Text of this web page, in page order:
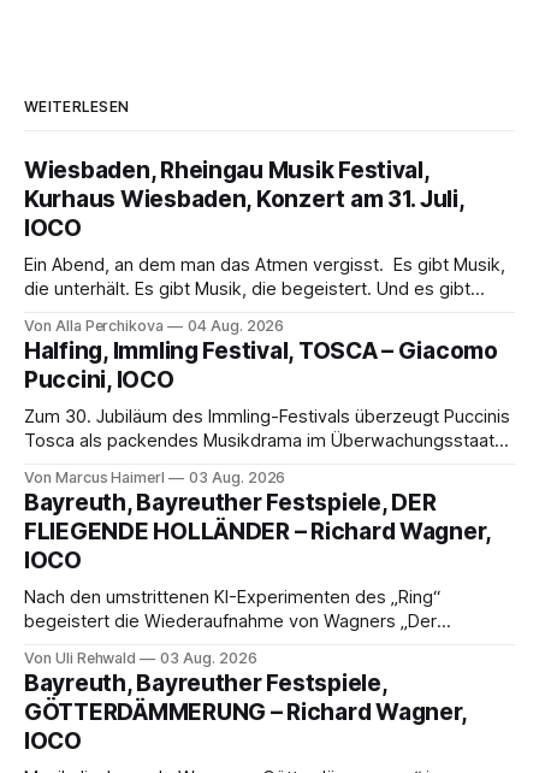
WEITERLESEN
Wiesbaden, Rheingau Musik Festival,
Kurhaus Wiesbaden, Konzert am 31. Juli,
IOCO
Ein Abend, an dem man das Atmen vergisst. Es gibt Musik,
die unterhält. Es gibt Musik, die begeistert. Und es gibt
Genau so war der Abend im Kurhaus Wiesbaden, an dem
Johannes Brahms’ Erstes Klavierkonzert d-Moll op. 15 mit
Daniil
Von Alla Perchikova 04 Aug. 2026
Halfing, Immling Festival, TOSCA – Giacomo
Puccini, IOCO
Zum 30. Jubiläum des Immling-Festivals überzeugt Puccinis
Tosca als packendes Musikdrama im Überwachungsstaat
spannend und werkgetreu, getragen von starken Solisten,
eindrucksvollen Projektionen und einer klangvollen
musikalischen Leitung.
Von Marcus Haimerl 03 Aug. 2026
Bayreuth, Bayreuther Festspiele, DER
FLIEGENDE HOLLÄNDER – Richard Wagner,
IOCO
Nach den umstrittenen KI-Experimenten des „Ring“
begeistert die Wiederaufnahme von Wagners „Der
Musik und einem neuen Traumpaar: Elisabeth Teige und
Nicholas Brownlee sorgen für einen der Höhepunkte der
Bayreuther Festspiele 2026.
Von Uli Rehwald 03 Aug. 2026
Bayreuth, Bayreuther Festspiele,
GÖTTERDÄMMERUNG – Richard Wagner,
IOCO